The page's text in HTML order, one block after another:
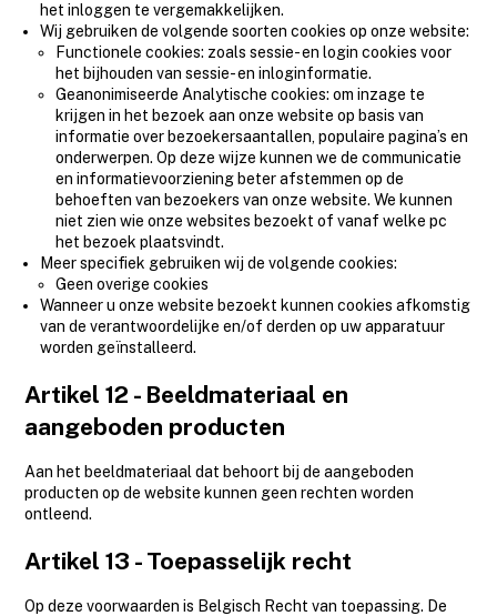
het inloggen te vergemakkelijken.
Wij gebruiken de volgende soorten cookies op onze website:
Functionele cookies: zoals sessie- en login cookies voor
het bijhouden van sessie- en inloginformatie.
Geanonimiseerde Analytische cookies: om inzage te
krijgen in het bezoek aan onze website op basis van
informatie over bezoekersaantallen, populaire pagina’s en
onderwerpen. Op deze wijze kunnen we de communicatie
en informatievoorziening beter afstemmen op de
behoeften van bezoekers van onze website. We kunnen
niet zien wie onze websites bezoekt of vanaf welke pc
het bezoek plaatsvindt.
Meer specifiek gebruiken wij de volgende cookies:
Geen overige cookies
Wanneer u onze website bezoekt kunnen cookies afkomstig
van de verantwoordelijke en/of derden op uw apparatuur
worden geïnstalleerd.
Artikel 12 - Beeldmateriaal en
aangeboden producten
Aan het beeldmateriaal dat behoort bij de aangeboden
producten op de website kunnen geen rechten worden
ontleend.
Artikel 13 - Toepasselijk recht
Op deze voorwaarden is Belgisch Recht van toepassing. De